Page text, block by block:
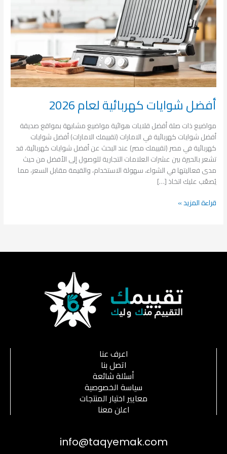
أفضل شوايات كهربائية لعام 2026
مواضيع ذات صلة أفضل قلايات هوائية مواضيع مشابهة بمواقع صديقة
أفضل شوايات كهربائية في الامارات (تقييمك الامارات) أفضل شوايات
كهربائية في مصر (تقييمك مصر) عند البحث عن أفضل شوايات كهربائية، قد
تشعر بالحيرة بين عشرات العلامات التجارية للوصول إلى الأفضل من حيث
مدى فعاليتها في الشواء، سهولة الاستخدام، والقيمة مقابل السعر، مما
يُصعّب عليك اتخاذ […]
قراءة المزيد »
اعرف عنا
اتصل بنا
أسئلة شائعة
سياسة الخصوصية
معايير اختيار المنتجات
اعلن معنا
info@taqyemak.com